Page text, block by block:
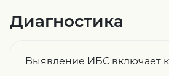
Диагностика
Выявление ИБС включает